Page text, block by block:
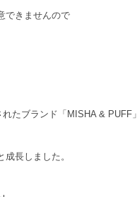
できませんので
たブランド「MISHA & PUFF」
長しました。